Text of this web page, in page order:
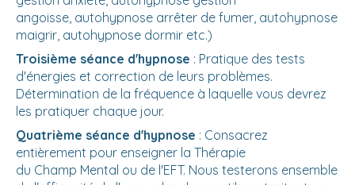
angoisse, autohypnose arrêter de fumer, autohypnose
maigrir, autohypnose dormir etc.)
Troisième séance d'hypnose : Pratique des tests
d'énergies et correction de leurs problèmes.
Détermination de la fréquence à laquelle vous devrez
les pratiquer chaque jour.
Quatrième séance d'hypnose : Consacrez
entièrement pour enseigner la Thérapie
du Champ Mental ou de l'EFT. Nous testerons ensemble